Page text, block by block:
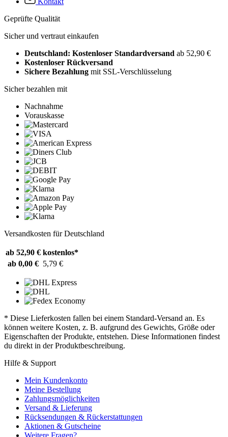
Geprüfte Qualität
Sicher und vertraut einkaufen
Deutschland: Kostenloser Standardversand ab 52,90 €
Kostenloser Rückversand
Sichere Bezahlung mit SSL-Verschlüsselung
Sicher bezahlen mit
Nachnahme
Vorauskasse
Versandkosten für Deutschland
ab 52,90 € kostenlos*
ab 0,00 € 5,79 €
* Diese Lieferkosten fallen bei einem Standard-Versand an. Es
können weitere Kosten, z. B. aufgrund des Gewichts, Größe oder
Eigenschaften der Produkte, entstehen. Diese Informationen findest
du direkt in der Produktbeschreibung.
Hilfe & Support
Mein Kundenkonto
Meine Bestellung
Zahlungsmöglichkeiten
Versand & Lieferung
Rücksendungen & Rückerstattungen
Aktionen & Gutscheine